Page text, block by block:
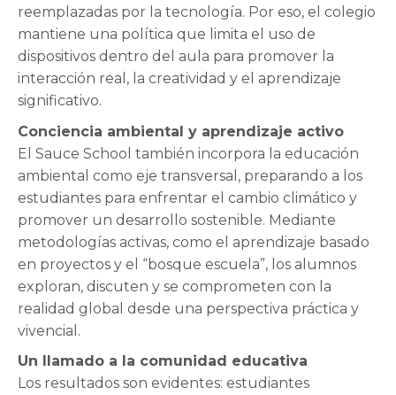
reemplazadas por la tecnología. Por eso, el colegio
mantiene una política que limita el uso de
dispositivos dentro del aula para promover la
interacción real, la creatividad y el aprendizaje
significativo.
Conciencia ambiental y aprendizaje activo
El Sauce School también incorpora la educación
ambiental como eje transversal, preparando a los
estudiantes para enfrentar el cambio climático y
promover un desarrollo sostenible. Mediante
metodologías activas, como el aprendizaje basado
en proyectos y el “bosque escuela”, los alumnos
exploran, discuten y se comprometen con la
realidad global desde una perspectiva práctica y
vivencial.
Un llamado a la comunidad educativa
Los resultados son evidentes: estudiantes